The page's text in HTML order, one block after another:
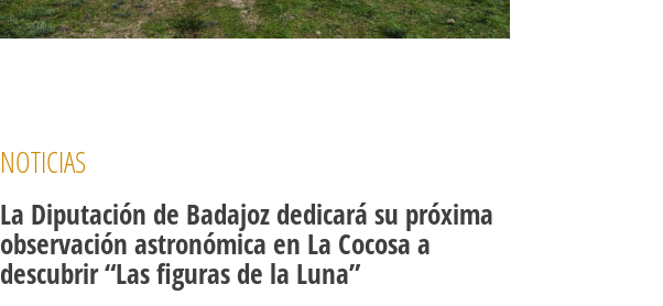
NOTICIAS
La Diputación de Badajoz dedicará su próxima
observación astronómica en La Cocosa a
descubrir “Las figuras de la Luna”